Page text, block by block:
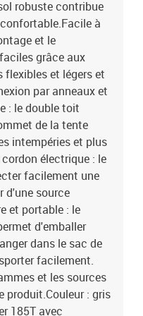
robuste contribue
à
et le
grâce aux
flexibles et légers et
par anneaux et
: le double toit
de la tente
intempéries et plus
électrique : le
facilement une
d'une source
et portable : le
d'emballer
dans le sac de
facilement.
et les sources
produit.Couleur : gris
185T avec